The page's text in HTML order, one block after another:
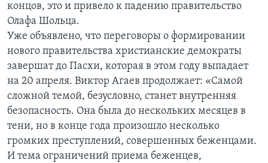
концов, это и привело к падению правительство
Олафа Шольца.
Уже объявлено, что переговоры о формировании
нового правительства христианские демократы
завершат до Пасхи, которая в этом году выпадает
на 20 апреля. Виктор Агаев продолжает: «Самой
сложной темой, безусловно, станет внутренняя
безопасность. Она была до нескольких месяцев в
тени, но в конце года произошло несколько
громких преступлений, совершенных беженцами.
И тема ограничений приема беженцев,